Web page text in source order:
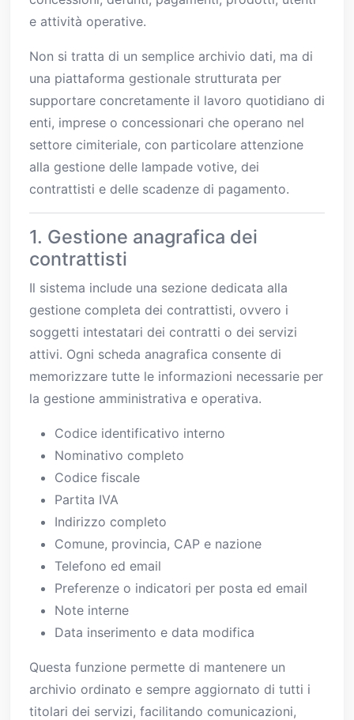
e attività operative.
Non si tratta di un semplice archivio dati, ma di
una piattaforma gestionale strutturata per
supportare concretamente il lavoro quotidiano di
enti, imprese o concessionari che operano nel
settore cimiteriale, con particolare attenzione
alla gestione delle lampade votive, dei
contrattisti e delle scadenze di pagamento.
1. Gestione anagrafica dei
contrattisti
Il sistema include una sezione dedicata alla
gestione completa dei contrattisti, ovvero i
soggetti intestatari dei contratti o dei servizi
attivi. Ogni scheda anagrafica consente di
memorizzare tutte le informazioni necessarie per
la gestione amministrativa e operativa.
Codice identificativo interno
Nominativo completo
Codice fiscale
Partita IVA
Indirizzo completo
Comune, provincia, CAP e nazione
Telefono ed email
Preferenze o indicatori per posta ed email
Note interne
Data inserimento e data modifica
Questa funzione permette di mantenere un
archivio ordinato e sempre aggiornato di tutti i
titolari dei servizi, facilitando comunicazioni,